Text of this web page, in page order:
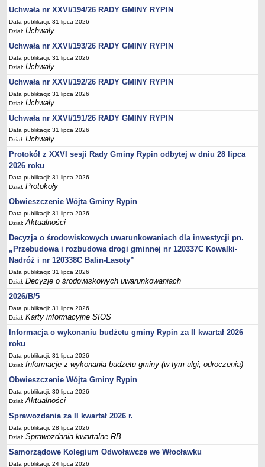
Petycje
Sygnaliści
Galeria
Raporty o stanie dostępności
Wnioski
WŁADZE I STRUKTURA
Struktura organizacyjna
Rada gminy
Wójt
Urząd gminy
Jednostki organizacyjne, GOPS, Instytucja kultury, OSP
Jednostki pomocnicze - sołectwa
Plan pracy komisji rewizyjnej
Sesje Rady Gminy Rypin
PRAWO LOKALNE
Statut
Strategia rozwoju
Uchwały
Projekty uchwał
Protokoły
Imienne wykazy głosowań radnych
Postać dokumentów
Akty Prawne, Dzienniki Ustaw, Monitory Polskie
Prawo miejscowe
Zarządzenia
Studium uwarunkowań i kierunków zagospodarowania
przestrzennego
Dane przestrzenne - MPZP
Stałe obwody głosowania, numery, granice oraz siedziby
obwodowych komisji wyborczych, opis granic okręgów wyborczych
Plan ogólny gminy Rypin
Uchwała nr XXVI/194/26 RADY GMINY RYPIN
Data publikacji: 31 lipca 2026
Dział: Uchwały
Uchwała nr XXVI/193/26 RADY GMINY RYPIN
Data publikacji: 31 lipca 2026
Dział: Uchwały
Uchwała nr XXVI/192/26 RADY GMINY RYPIN
Data publikacji: 31 lipca 2026
Dział: Uchwały
Uchwała nr XXVI/191/26 RADY GMINY RYPIN
Data publikacji: 31 lipca 2026
Dział: Uchwały
Protokół z XXVI sesji Rady Gminy Rypin odbytej w dniu 28 lipca
2026 roku
Data publikacji: 31 lipca 2026
Dział:Protokoły
Obwieszczenie Wójta Gminy Rypin
Data publikacji: 31 lipca 2026
Dział:Aktualności
Decyzja o środowiskowych uwarunkowaniach dla inwestycji pn.
„Przebudowa i rozbudowa drogi gminnej nr 120337C Kowalki-
Nadróż i nr 120338C Balin-Lasoty”
Data publikacji: 31 lipca 2026
Dział:Decyzje o środowiskowych uwarunkowaniach
2026/B/5
Data publikacji: 31 lipca 2026
Dział:Karty informacyjne SIOS
Informacja o wykonaniu budżetu gminy Rypin za II kwartał 2026
roku
Data publikacji: 31 lipca 2026
Dział:Informacje z wykonania budżetu gminy (w tym ulgi, odroczenia)
Obwieszczenie Wójta Gminy Rypin
Data publikacji: 30 lipca 2026
Dział:Aktualności
Sprawozdania za II kwartał 2026 r.
Data publikacji: 28 lipca 2026
Dział:Sprawozdania kwartalne RB
Samorządowe Kolegium Odwoławcze we Włocławku
Data publikacji: 24 lipca 2026